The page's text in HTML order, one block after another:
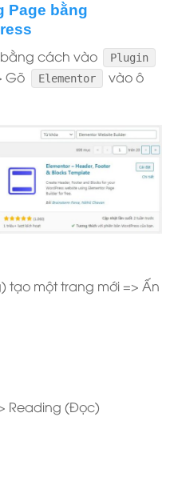
Page bằng
cách vào Plugin
Gõ Elementor
vào ô
tạo một trang mới => Ấn
Reading (Đọc)